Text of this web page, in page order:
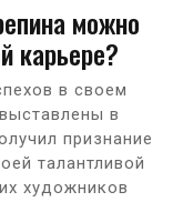
можно
карьере?
в своем
в
признание
талантливой
художников